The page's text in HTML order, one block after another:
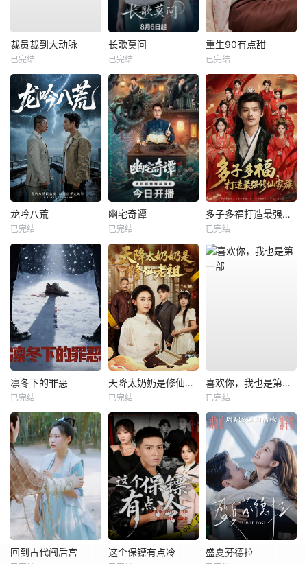
裁员裁到大动脉
已完结
长歌莫问
已完结
重生90有点甜
已完结
龙吟八荒
已完结
幽宅奇谭
已完结
多子多福打造最强修仙家族
已完结
凛冬下的罪恶
已完结
天降太奶奶是修仙老祖
已完结
喜欢你，我也是第一部
已完结
回到古代闯后宫 这个保镖有点冷 盛夏芬德拉